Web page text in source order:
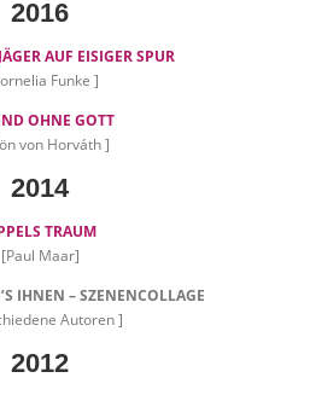
2016
AUF EISIGER SPUR
Funke ]
OHNE GOTT
von Horváth ]
2014
TRAUM
[Paul Maar]
IHNEN – SZENENCOLLAGE
Autoren ]
2012